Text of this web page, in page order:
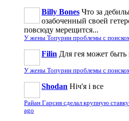
Billy Bones Что за
озабоченный своей
повсюду мерещится...
У жены Топурии проблемы с
Filin Для гея может быть
У жены Топурии проблемы с
Shodan Ніч'я і все
Райан Гарсия сделал крупную
ago